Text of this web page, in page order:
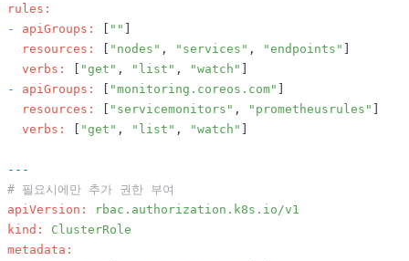
rules:
-
apiGroups: ""
resources:
"nodes" , "services" , "endpoints"
verbs:
"get" , "list" , "watch"
-
apiGroups: "monitoring.coreos.com"
resources:
"servicemonitors" , "prometheusrules"
verbs:
"get" , "list" , "watch"
---
# 필요시에만 추가 권한 부여
apiVersion:
rbac.authorization.k8s.io/v1
kind:
ClusterRole
metadata: